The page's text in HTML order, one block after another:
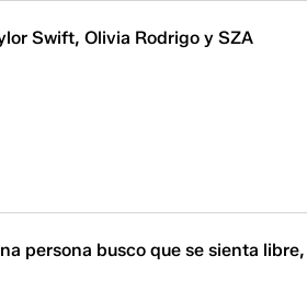
Swift, Olivia Rodrigo y SZA
persona busco que se sienta libre,